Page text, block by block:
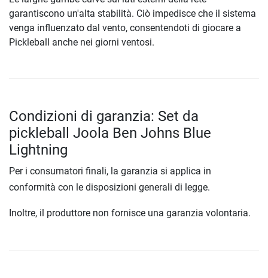
garantiscono un'alta stabilità. Ciò impedisce che il sistema
venga influenzato dal vento, consentendoti di giocare a
Pickleball anche nei giorni ventosi.
Condizioni di garanzia: Set da
pickleball Joola Ben Johns Blue
Lightning
Per i consumatori finali, la garanzia si applica in
conformità con le disposizioni generali di legge.
Inoltre, il produttore non fornisce una garanzia volontaria.